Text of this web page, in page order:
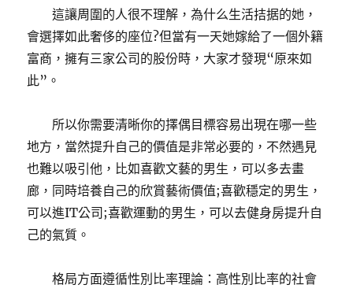
這讓周圍的人很不理解，為什么生活拮据的她，
會選擇如此奢侈的座位?但當有一天她嫁給了一個外籍
富商，擁有三家公司的股份時，大家才發現“原來如
此”。
所以你需要清晰你的擇偶目標容易出現在哪一些
地方，當然提升自己的價值是非常必要的，不然遇見
也難以吸引他，比如喜歡文藝的男生，可以多去畫
廊，同時培養自己的欣賞藝術價值;喜歡穩定的男生，
可以進IT公司;喜歡運動的男生，可以去健身房提升自
己的氣質。
格局方面遵循性別比率理論：高性別比率的社會